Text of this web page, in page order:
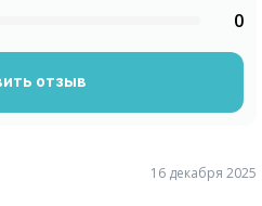
16 декабря 2025
0
отзыв